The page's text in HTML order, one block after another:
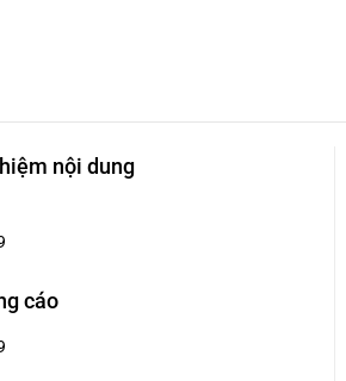
nội dung
cáo